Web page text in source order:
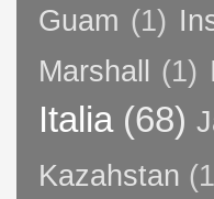
Guam (1)
Marshall
(1)
Italia (68)
Kazahstan